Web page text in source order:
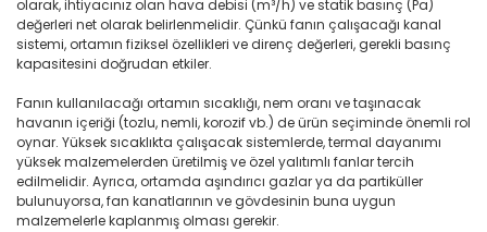
olarak, ihtiyacınız olan hava debisi (m³/h) ve statik basınç (Pa)
değerleri net olarak belirlenmelidir. Çünkü fanın çalışacağı kanal
sistemi, ortamın fiziksel özellikleri ve direnç değerleri, gerekli basınç
kapasitesini doğrudan etkiler.
Fanın kullanılacağı ortamın sıcaklığı, nem oranı ve taşınacak
havanın içeriği (tozlu, nemli, korozif vb.) de ürün seçiminde önemli rol
oynar. Yüksek sıcaklıkta çalışacak sistemlerde, termal dayanımı
yüksek malzemelerden üretilmiş ve özel yalıtımlı fanlar tercih
edilmelidir. Ayrıca, ortamda aşındırıcı gazlar ya da partiküller
bulunuyorsa, fan kanatlarının ve gövdesinin buna uygun
malzemelerle kaplanmış olması gerekir.